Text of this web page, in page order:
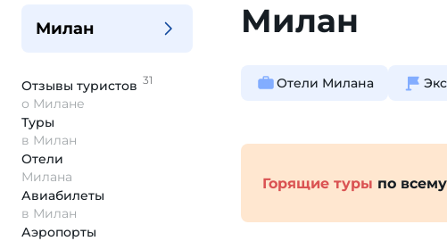
Милан
Отзывы туристов 31
о Милане
Туры
в Милан
Отели
Милана
Авиабилеты
в Милан
Аэропорты
Милан
Отели Милана
Горящие туры по